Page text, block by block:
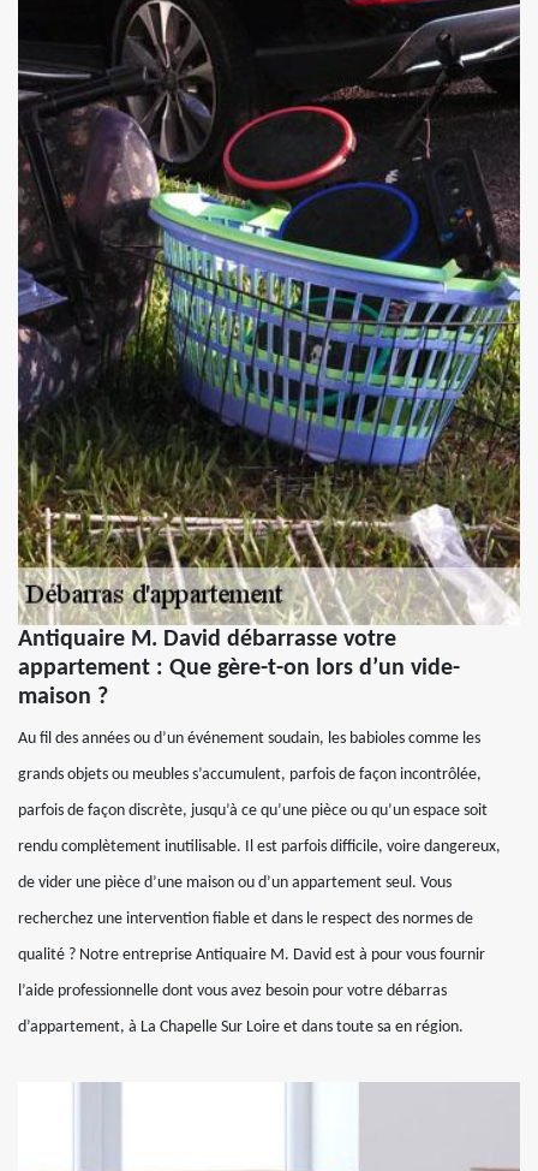
Antiquaire M. David débarrasse votre
appartement : Que gère-t-on lors d’un vide-
maison ?
Au fil des années ou d’un événement soudain, les babioles comme les
grands objets ou meubles s’accumulent, parfois de façon incontrôlée,
parfois de façon discrète, jusqu’à ce qu’une pièce ou qu’un espace soit
rendu complètement inutilisable. Il est parfois difficile, voire dangereux,
de vider une pièce d’une maison ou d’un appartement seul. Vous
recherchez une intervention fiable et dans le respect des normes de
qualité ? Notre entreprise Antiquaire M. David est à pour vous fournir
l’aide professionnelle dont vous avez besoin pour votre débarras
d’appartement, à La Chapelle Sur Loire et dans toute sa en région.